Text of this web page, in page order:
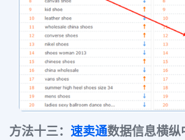
方法十三： 速卖通数据信息横纵